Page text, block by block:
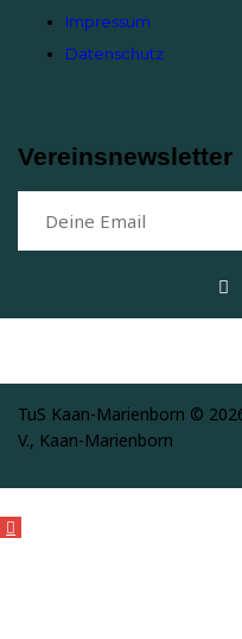
Impressum
Datenschutz
Vereinsnewsletter
TuS Kaan-Marienborn ©
V., Kaan-Marienborn